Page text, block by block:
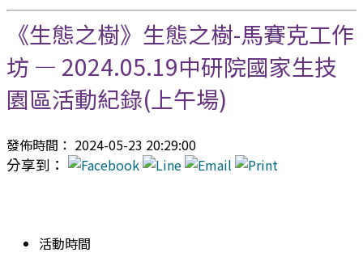
《生態之樹》生態之樹-馬賽克工作
坊 — 2024.05.19中研院國家生技
園區活動紀錄(上午場)
發佈時間： 2024-05-23 20:29:00
分享到：
活動時間